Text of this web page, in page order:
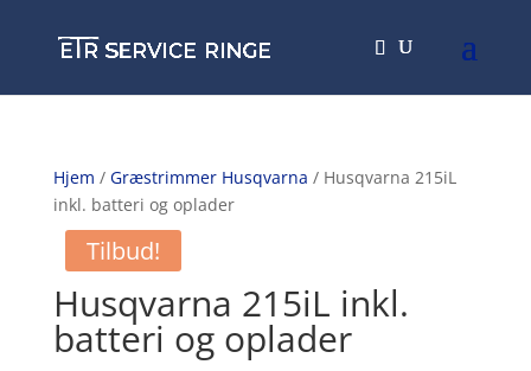
Hjem / Græstrimmer Husqvarna / Husqvarna 215iL
inkl. batteri og oplader
Tilbud!
Husqvarna 215iL inkl.
batteri og oplader